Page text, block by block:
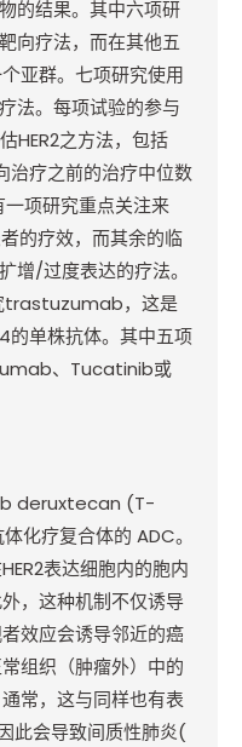
的结果。其中六项研
靶向疗法，而在其他五
亚群。七项研究使用
法。每项试验的参与
HER2之方法，包括
治疗之前的治疗中位数
项研究重点关注来
的疗效，而其余的临
增/过度表达的疗法。
trastuzumab，这是
4的单株抗体。其中五项
、 Tucatinib或
deruxtecan (T-
化疗复合体的 ADC。
HER2表达细胞内的胞内
，这种机制不仅诱导
效应会诱导邻近的癌
组织（肿瘤外）中的
常，这与同样也有表
此会导致间质性肺炎(